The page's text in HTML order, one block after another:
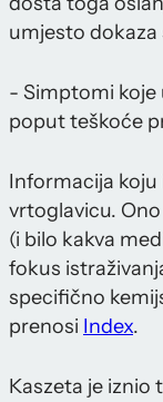
umjesto dokaza
- Simptomi koje
poput teškoće
Informacija koju
vrtoglavicu.
(i bilo kakva
fokus
specifično
prenosi Index.
Kaszeta je iznio